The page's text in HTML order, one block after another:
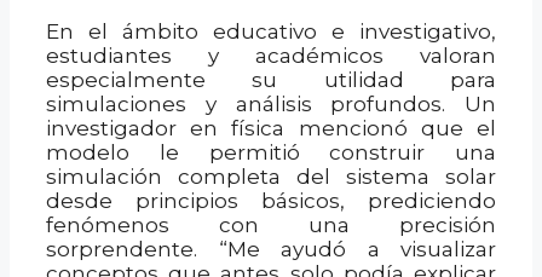
En el ámbito educativo e investigativo,
estudiantes y académicos valoran
especialmente su utilidad para
simulaciones y análisis profundos. Un
investigador en física mencionó que el
modelo le permitió construir una
simulación completa del sistema solar
desde principios básicos, prediciendo
fenómenos con una precisión
sorprendente. “Me ayudó a visualizar